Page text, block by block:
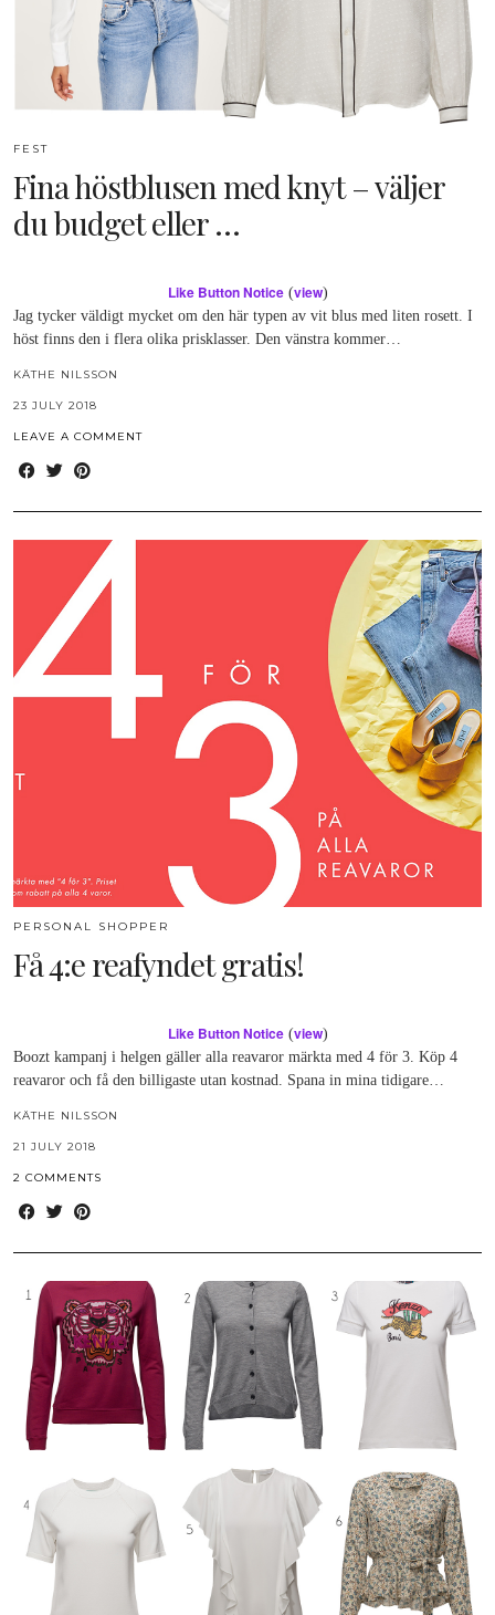
FEST
Fina höstblusen med knyt – väljer
du budget eller …
Like Button Notice(view)
Jag tycker väldigt mycket om den här typen av vit blus med liten rosett. I
höst finns den i flera olika prisklasser. Den vänstra kommer…
KÄTHE NILSSON
23 JULY 2018
LEAVE A COMMENT
PERSONAL SHOPPER
Få 4:e reafyndet gratis!
Like Button Notice(view)
Boozt kampanj i helgen gäller alla reavaror märkta med 4 för 3. Köp 4
reavaror och få den billigaste utan kostnad. Spana in mina tidigare…
KÄTHE NILSSON
21 JULY 2018
2 COMMENTS